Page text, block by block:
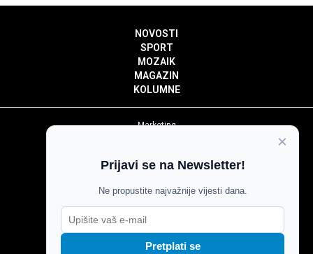
NOVOSTI
SPORT
MOZAIK
MAGAZIN
KOLUMNE
Marketing
Impressum
Pravila komentiranja
Agroglas
×
Prijavi se na Newsletter!
Ne propustite najvažnije vijesti dana.
Pretplati se